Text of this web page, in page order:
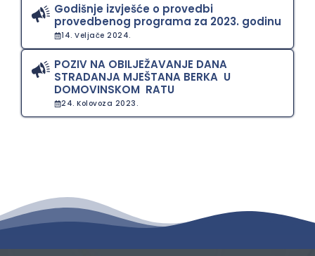
Godišnje izvješće o provedbi
provedbenog programa za 2023. godinu
14. Veljače 2024.
POZIV NA OBILJEŽAVANJE DANA
STRADANJA MJEŠTANA BERKA U
DOMOVINSKOM RATU
24. Kolovoza 2023.